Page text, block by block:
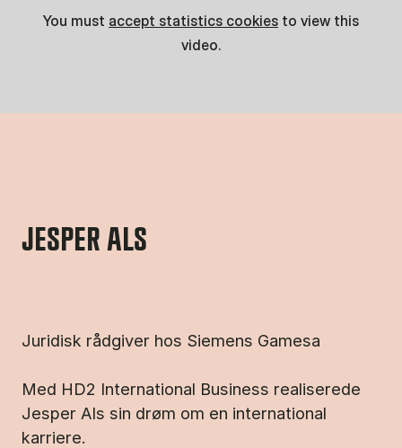
JESPER ALS
Juridisk rådgiver hos Siemens Gamesa
Med HD2 International Business realiserede
Jesper Als sin drøm om en international
karriere.
You must accept statistics cookies to view this
video.